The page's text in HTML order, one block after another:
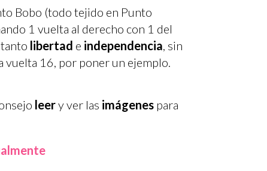
Bobo (todo tejido en Punto
1 vuelta al derecho con 1 del
libertad e independencia, sin
vuelta 16, por poner un ejemplo.
leery ver las imágenes para